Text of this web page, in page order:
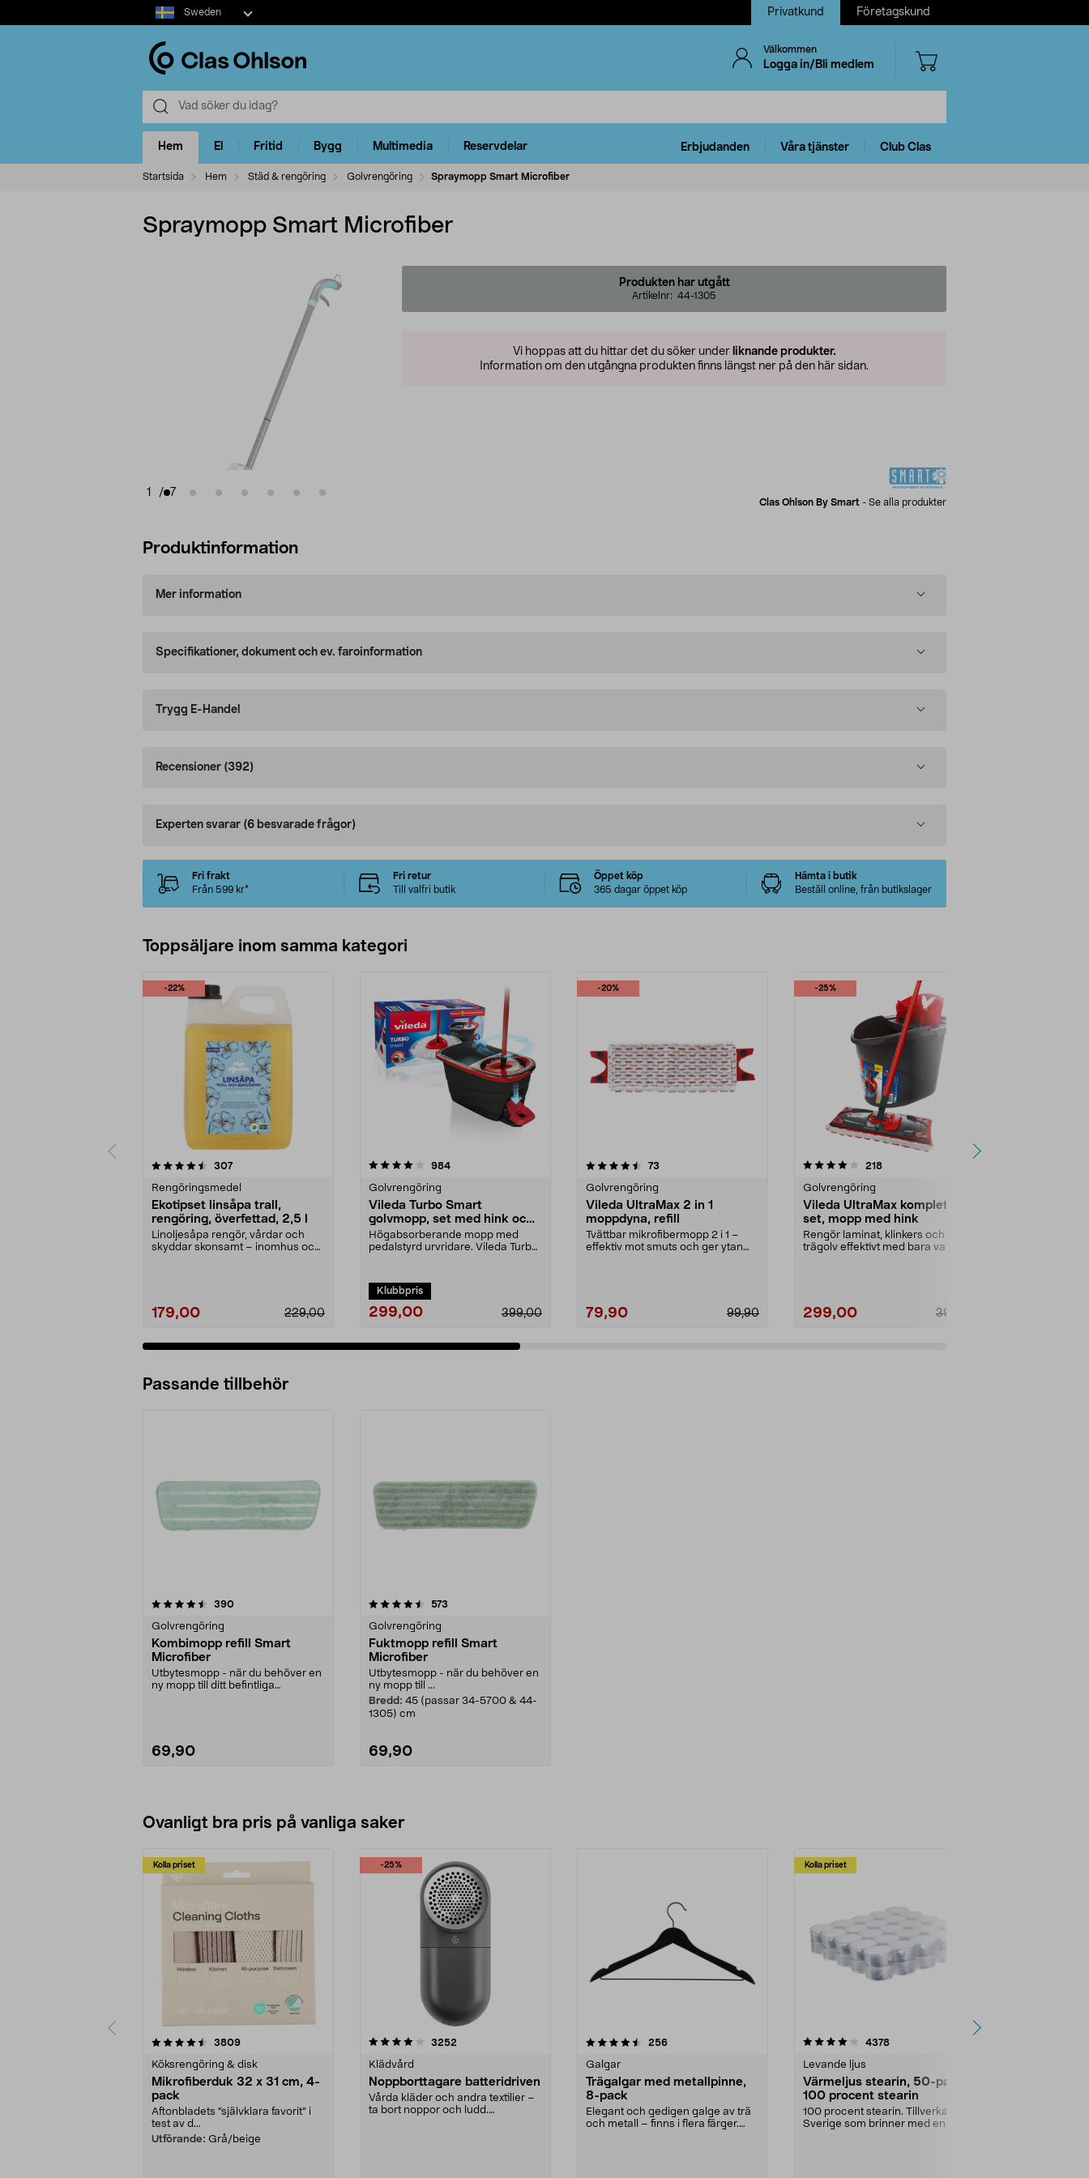
Select
market
Sweden Privatkund Företagskund
Välkommen
Logga in/Bli medlem
Hem El Fritid Bygg Multimedia Reservdelar Erbjudanden Våra tjänster Club Clas
Startsida Hem Städ & rengöring Golvrengöring Spraymopp Smart Microfiber
Spraymopp Smart Microfiber
1 / 7
Produkten har utgått
Artikelnr: 44-1305
Vi hoppas att du hittar det du söker under liknande produkter.
Information om den utgångna produkten finns längst ner på den här sidan.
Clas Ohlson By Smart - Se alla produkter
Produktinformation
Mer information
Specifikationer, dokument och ev. faroinformation
Trygg E-Handel
Recensioner (392)
Experten svarar (6 besvarade frågor)
Fri frakt
Från 599 kr*
Fri retur
Till valfri butik
Öppet köp
365 dagar öppet köp
Hämta i butik
Beställ online, från butikslager
Toppsäljare inom samma kategori
-22%
307recensioner
Rengöringsmedel
Ekotipset linsåpa trall,
rengöring, överfettad, 2,5 l
Linoljesåpa rengör, vårdar och
skyddar skonsamt – inomhus och
179,00 229,00
4.0 av 5 stjärnor 984recensioner
Golvrengöring
Vileda Turbo Smart
golvmopp, set med hink och
urvridare
Högabsorberande mopp med
pedalstyrd urvridare. Vileda Turbo
Klubbpris
299,00 399,00
-20%
4.5 av 5 stjärnor 73
Golvrengöring
Vileda UltraMax 2 in 1
moppdyna, refill
Tvättbar mikrofibermopp 2 i 1 –
effektiv mot smuts och ger ytan
79,90 99,90
-25%
4.0 av 5 stjärnor 218recensioner
Golvrengöring
Vileda UltraMax komplett
set, mopp med hink
Rengör laminat, klinkers och
trägolv effektivt med bara vatten.
299,00 399,00
4.5 av 5 stjärnor
Passande tillbehör
390recensioner
Golvrengöring
Kombimopp refill Smart
Microfiber
Utbytesmopp - när du behöver en
ny mopp till ditt befintliga
69,90
4.5av 5 stjärnor 573
Golvrengöring
Fuktmopp refill Smart
Microfiber
Utbytesmopp - när du behöver en
ny mopp till ...
Bredd: 45 (passar 34-5700 & 44-
1305) cm
69,90
Ovanligt bra pris på vanliga saker
Kolla priset
3809recensioner
Köksrengöring & disk
Mikrofiberduk 32 x 31 cm, 4-
pack
Aftonbladets "självklara favorit” i
test av d...
Utförande: Grå/beige
-25%
4.0av 5 stjärnor 3252
Klädvård
Noppborttagare batteridriven
Vårda kläder och andra textilier –
ta bort noppor och ludd.
4.5av 5 stjärnor 256recensioner
Galgar
Trägalgar med metallpinne,
8-pack
Elegant och gedigen galge av trä
och metall – finns i flera färger.
Kolla priset
4.0av 5 stjärnor 4378recensioner
Levande ljus
Värmeljus stearin, 50-pack,
100 procent stearin
100 procent stearin. Tillverkade i
Sverige som brinner med en
4.5av 5 stjärnor